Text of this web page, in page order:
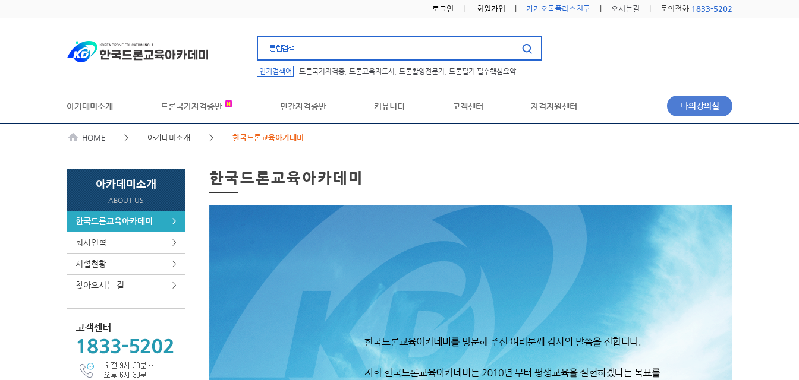
로그인 회원가입 카카오톡플러스친구 오시는길 | 문의전화 1833-5202
인기검색어 드론국가자격증 드론교육지도사 드론촬영전문가 드론필기 필수핵심요약
아카데미소개 드론국가자격증반 민간자격증반 커뮤니티 고객센터 자격지원센터 나의강의실
HOME > 아카데미소개 > 한국드론교육아카데미
아카데미소개
ABOUT US
한국드론교육아카데미 >
회사연혁 >
시설현황 >
찾아오시는 길 >
한국드론교육아카데미